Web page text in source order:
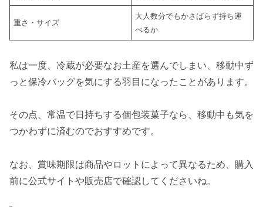
重さ・サイズ
大人数分でもかさばらず持ち運
べるか
私は一度、冷蔵が必要なお土産を選んでしまい、移動中ず
っと保冷バッグを気にする羽目になったことがあります。
その点、常温で日持ちする個包装菓子なら、移動中も気を
つかわずに済むのでおすすめです。
なお、賞味期限は商品やロットによって異なるため、購入
前に公式サイトや販売店で確認してくださいね。